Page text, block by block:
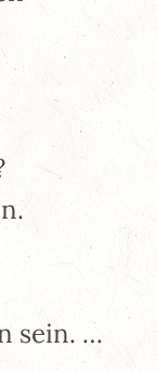
sein. …